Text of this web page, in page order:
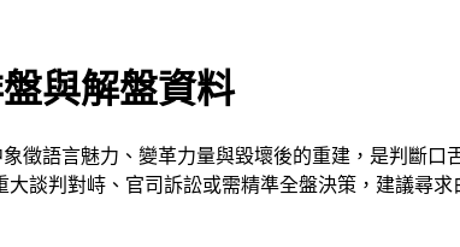
與解盤資料
徵語言魅力、變革力量與毀壞後的重建，是判斷
談判對峙、官司訴訟或需精準全盤決策，建議尋